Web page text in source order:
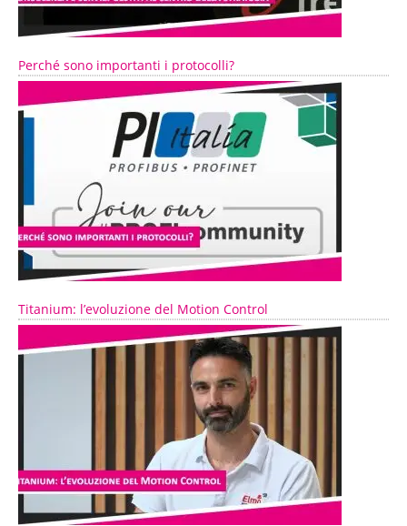
Perché sono importanti i protocolli?
Titanium: l’evoluzione del Motion Control